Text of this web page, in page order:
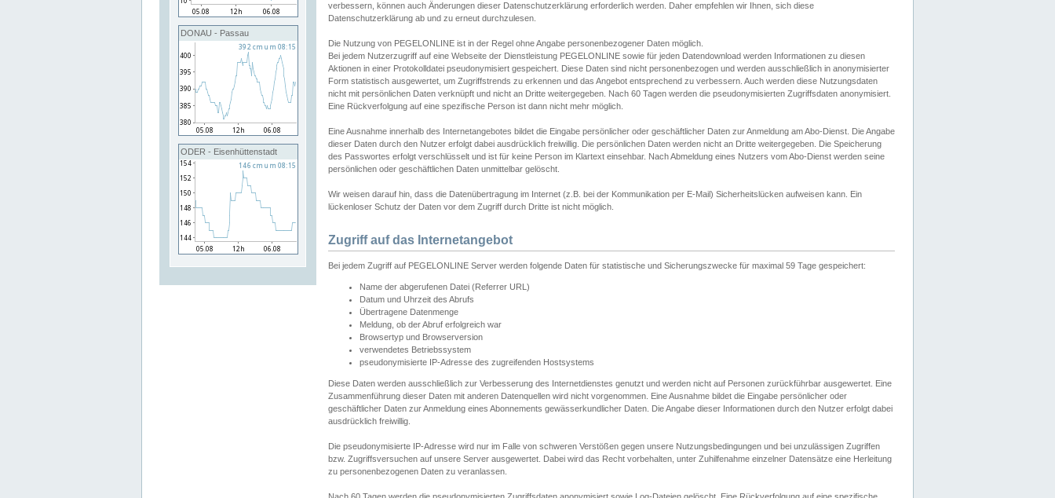
DONAU - Passau
ODER - Eisenhüttenstadt
verbessern, können auch Änderungen dieser Datenschutzerklärung erforderlich werden. Daher empfehlen wir Ihnen, sich diese
Datenschutzerklärung ab und zu erneut durchzulesen.
Die Nutzung von PEGELONLINE ist in der Regel ohne Angabe personenbezogener Daten möglich.
Bei jedem Nutzerzugriff auf eine Webseite der Dienstleistung PEGELONLINE sowie für jeden Datendownload werden Informationen zu diesen
Aktionen in einer Protokolldatei pseudonymisiert gespeichert. Diese Daten sind nicht personenbezogen und werden ausschließlich in anonymisierter
Form statistisch ausgewertet, um Zugriffstrends zu erkennen und das Angebot entsprechend zu verbessern. Auch werden diese Nutzungsdaten
nicht mit persönlichen Daten verknüpft und nicht an Dritte weitergegeben. Nach 60 Tagen werden die pseudonymisierten Zugriffsdaten anonymisiert.
Eine Rückverfolgung auf eine spezifische Person ist dann nicht mehr möglich.
Eine Ausnahme innerhalb des Internetangebotes bildet die Eingabe persönlicher oder geschäftlicher Daten zur Anmeldung am Abo-Dienst. Die Angabe
dieser Daten durch den Nutzer erfolgt dabei ausdrücklich freiwillig. Die persönlichen Daten werden nicht an Dritte weitergegeben. Die Speicherung
des Passwortes erfolgt verschlüsselt und ist für keine Person im Klartext einsehbar. Nach Abmeldung eines Nutzers vom Abo-Dienst werden seine
persönlichen oder geschäftlichen Daten unmittelbar gelöscht.
Wir weisen darauf hin, dass die Datenübertragung im Internet (z.B. bei der Kommunikation per E-Mail) Sicherheitslücken aufweisen kann. Ein
lückenloser Schutz der Daten vor dem Zugriff durch Dritte ist nicht möglich.
Zugriff auf das Internetangebot
Bei jedem Zugriff auf PEGELONLINE Server werden folgende Daten für statistische und Sicherungszwecke für maximal 59 Tage gespeichert:
Name der abgerufenen Datei (Referrer URL)
Datum und Uhrzeit des Abrufs
Übertragene Datenmenge
Meldung, ob der Abruf erfolgreich war
Browsertyp und Browserversion
verwendetes Betriebssystem
pseudonymisierte IP-Adresse des zugreifenden Hostsystems
Diese Daten werden ausschließlich zur Verbesserung des Internetdienstes genutzt und werden nicht auf Personen zurückführbar ausgewertet. Eine
Zusammenführung dieser Daten mit anderen Datenquellen wird nicht vorgenommen. Eine Ausnahme bildet die Eingabe persönlicher oder
geschäftlicher Daten zur Anmeldung eines Abonnements gewässerkundlicher Daten. Die Angabe dieser Informationen durch den Nutzer erfolgt dabei
ausdrücklich freiwillig.
Die pseudonymisierte IP-Adresse wird nur im Falle von schweren Verstößen gegen unsere Nutzungsbedingungen und bei unzulässigen Zugriffen
bzw. Zugriffsversuchen auf unsere Server ausgewertet. Dabei wird das Recht vorbehalten, unter Zuhilfenahme einzelner Datensätze eine Herleitung
zu personenbezogenen Daten zu veranlassen.